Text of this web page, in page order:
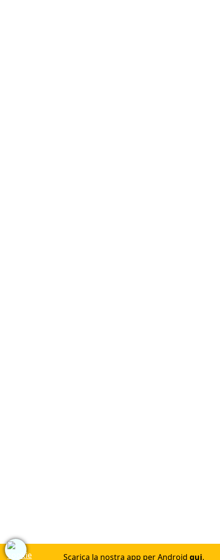
Scarica la nostra app per Android qui.